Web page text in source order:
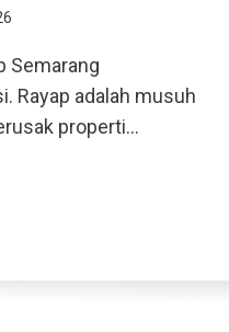
Semarang
Rayap adalah musuh
properti…